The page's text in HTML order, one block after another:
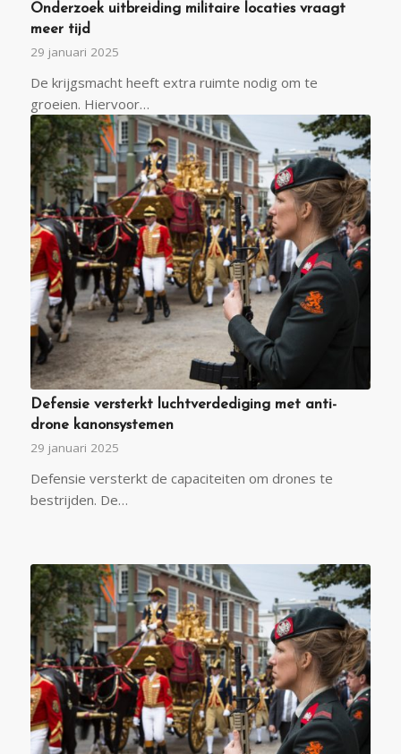
Onderzoek uitbreiding militaire locaties vraagt
meer tijd
29 januari 2025
De krijgsmacht heeft extra ruimte nodig om te
groeien. Hiervoor…
Defensie versterkt luchtverdediging met anti-
drone kanonsystemen
29 januari 2025
Defensie versterkt de capaciteiten om drones te
bestrijden. De…